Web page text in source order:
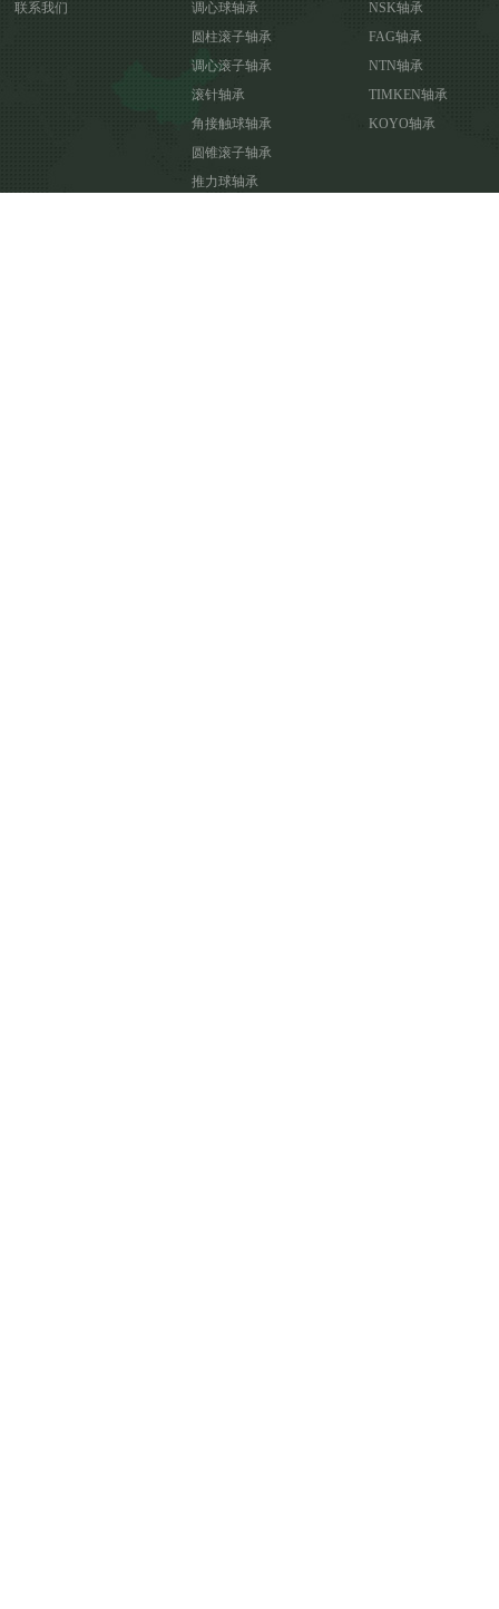
联系我们
调心球轴承
圆柱滚子轴承
调心滚子轴承
滚针轴承
角接触球轴承
圆锥滚子轴承
推力球轴承
NSK轴承
FAG轴承
NTN轴承
TIMKEN轴承
KOYO轴承